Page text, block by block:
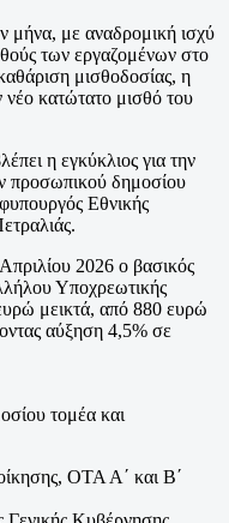
μήνα, με αναδρομική ισχύ
των εργαζομένων στο
μισθοδοσίας, η
νέο κατώτατο μισθό του
η εγκύκλιος για την
προσωπικού δημοσίου
Εθνικής
2026 ο βασικός
Υποχρεωτικής
μεικτά, από 880 ευρώ
αύξηση 4,5% σε
τομέα και
ΟΤΑ Α΄ και Β΄